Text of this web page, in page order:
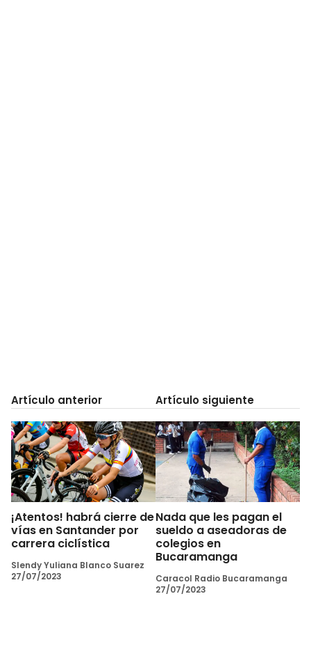
Artículo anterior
¡Atentos! habrá cierre de
vías en Santander por
carrera ciclística
Slendy Yuliana Blanco Suarez
27/07/2023
Artículo siguiente
Nada que les pagan el
sueldo a aseadoras de
colegios en
Bucaramanga
Caracol Radio Bucaramanga
27/07/2023